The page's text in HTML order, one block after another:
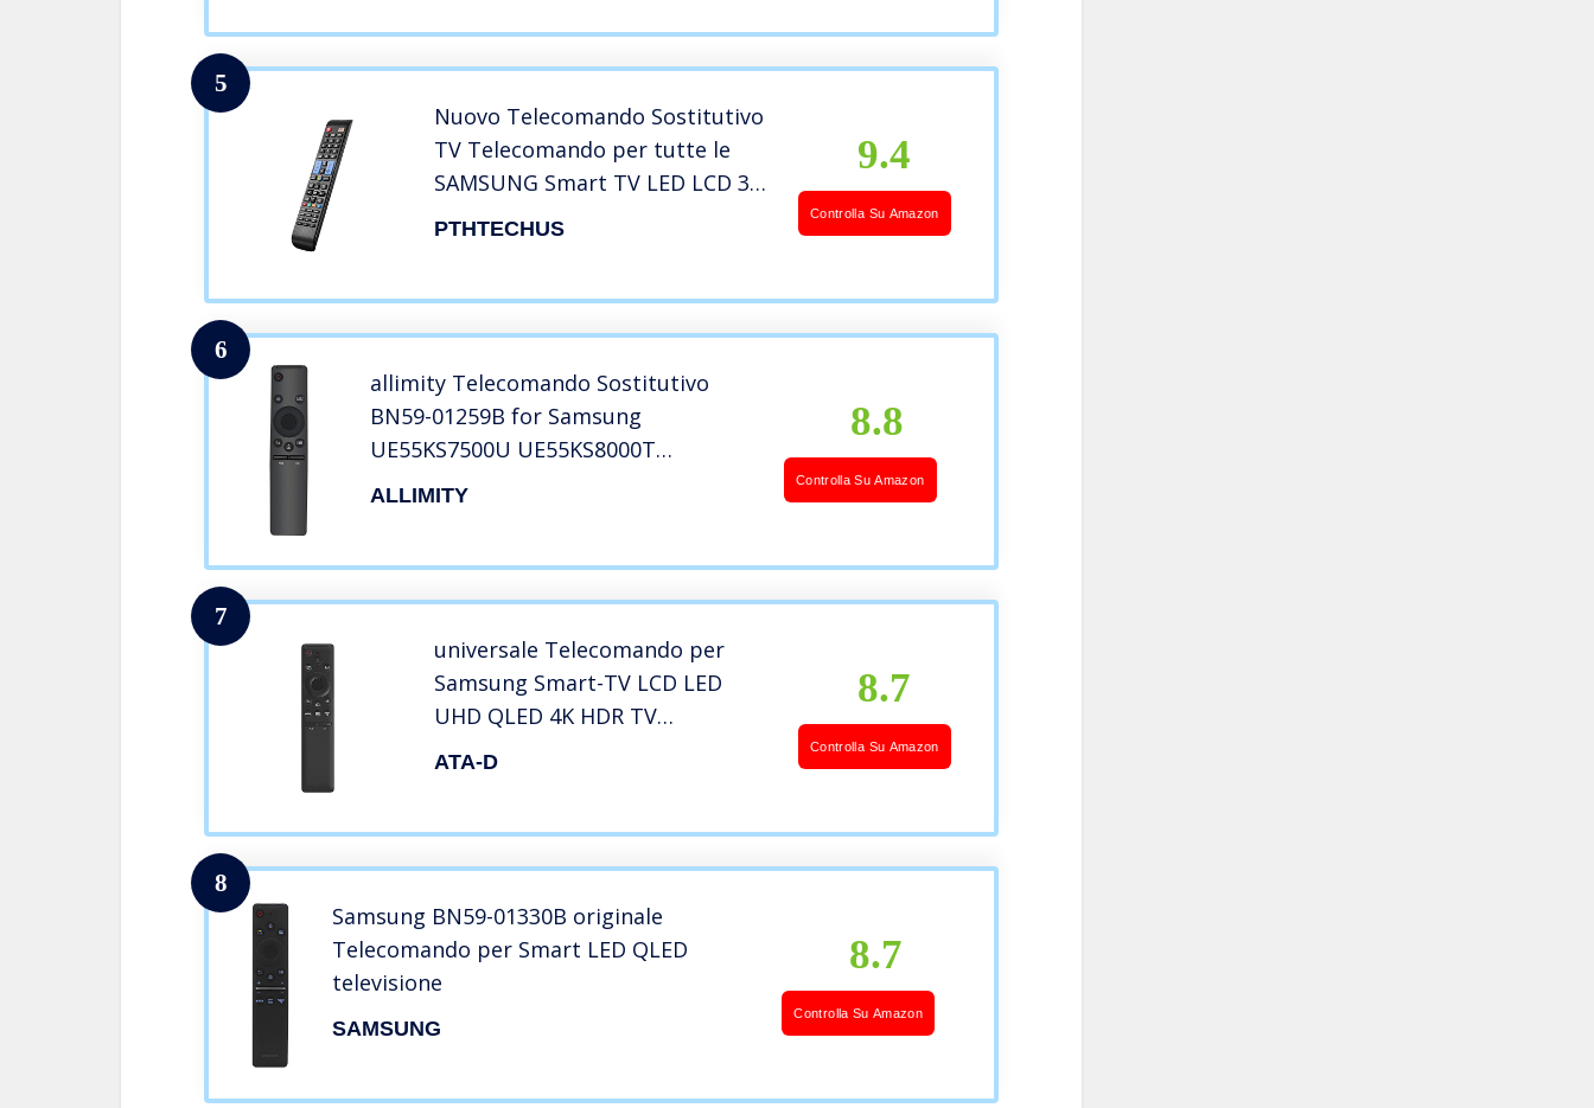
5
Nuovo Telecomando Sostitutivo
TV Telecomando per tutte le
SAMSUNG Smart TV LED LCD 3D
– Nessuna Configurazione
PTHTECHUS
9.4
Controlla Su Amazon
6
allimity Telecomando Sostitutivo
BN59-01259B for Samsung
UE55KS7500U UE55KS8000T
UE55KS9000T UE65KS7500U
ALLIMITY
8.8
Controlla Su Amazon
7
universale Telecomando per
Samsung Smart-TV LCD LED
UHD QLED 4K HDR TV
Telecomando avere Netflix
ATA-D
8.7
Controlla Su Amazon
8
Samsung BN59-01330B originale
Telecomando per Smart LED QLED
televisione
SAMSUNG
8.7
Controlla Su Amazon